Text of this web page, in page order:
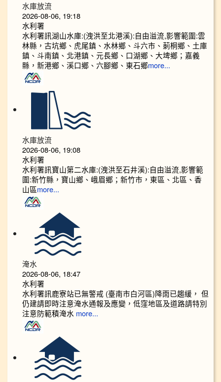
水庫放流
2026-08-06, 19:18
水利署
水利署訊湖山水庫:(洩洪至北港溪):自由溢流,影響範圍:雲
林縣，古坑鄉、虎尾鎮、水林鄉、斗六市、莿桐鄉、土庫
鎮、斗南鎮、北港鎮、元長鄉、口湖鄉、大埤鄉；嘉義
縣，新港鄉、溪口鄉、六腳鄉、東石鄉more...
水庫放流
2026-08-06, 19:08
水利署
水利署訊寶山第二水庫:(洩洪至石井溪):自由溢流,影響範
圍:新竹縣，寶山鄉、峨眉鄉；新竹市，東區、北區、香
山區more...
淹水
2026-08-06, 18:47
水利署
水利署訊鹿寮站已無警戒 (臺南市白河區)降雨已趨緩， 但
仍建請即時注意淹水通報及應變，低窪地區及道路請特別
注意防範積淹水 more...